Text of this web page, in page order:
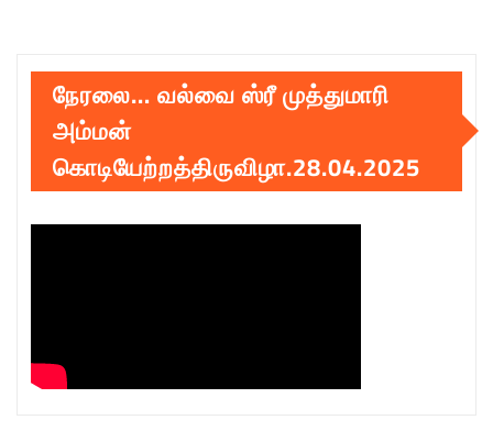
நேரலை… வல்வை ஸ்ரீ முத்துமாரி
அம்மன்
கொடியேற்றத்திருவிழா.28.04.2025